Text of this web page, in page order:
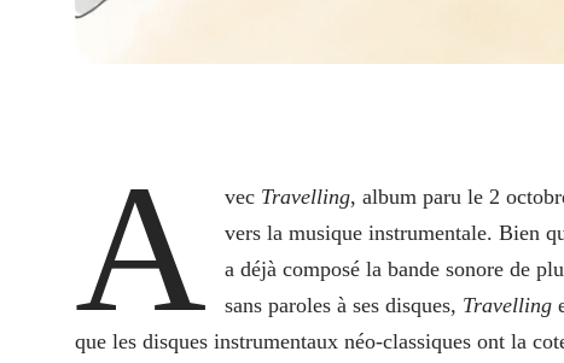
A vec Travelling, album paru le 2
vers la musique instrumentale. Bien
a déjà composé la bande sonore de
sans paroles à ses disques, Travelling
que les disques instrumentaux néo-classiques ont la